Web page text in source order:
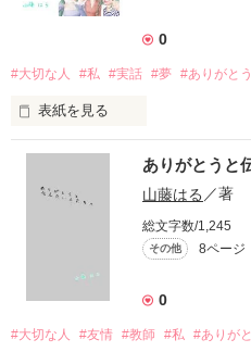
あなたへ、ありがとう。
生に
出会えてよかったです。これか
ここに書いたることは私の実話
あなたと出会ってから去年の4
ここに書き綴ります。
作品を
森野めぐさんにあってから私は
そんな変わったことなど森野め
表紙は森野めぐさんのファンの
作品を
0
#大切な人 #私 #実話 #夢 #ありがとう
表紙を見る
あなたは尊敬する方はいますか...
あなたは動画を見て感動したこ
あなたはYouTuberさんに悩みを
私は今年に入り尊敬して感動
一人で悩んでたこともその
ありがとうと
山藤はる ／著
総文字数/1,245
その他 8ページ
0
#大切な人 #友情 #教師 #私 #ありが